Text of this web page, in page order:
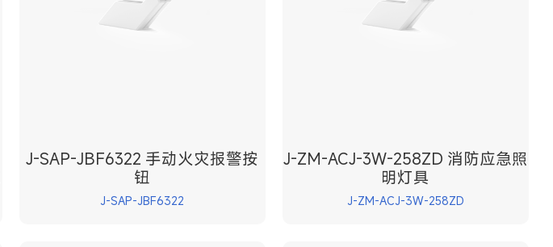
J-SAP-JBF6322 手动火灾报警按
钮
J-SAP-JBF6322
J-ZM-ACJ-3W-258ZD 消防应急照
明灯具
J-ZM-ACJ-3W-258ZD